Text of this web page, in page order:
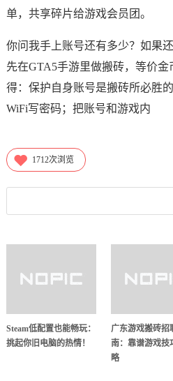
单，共享碎片给游戏会员团。
你问我手上账号还有多少？如果
先在GTA5手游里做搬砖，等价
得：保护自身账号是搬砖所必胜
WiFi写密码；把账号和游戏内
1712次浏览
Steam低配置也能畅玩：
挑起你旧电脑的热情！
广东游戏搬砖招
南：靠谱游戏技
略